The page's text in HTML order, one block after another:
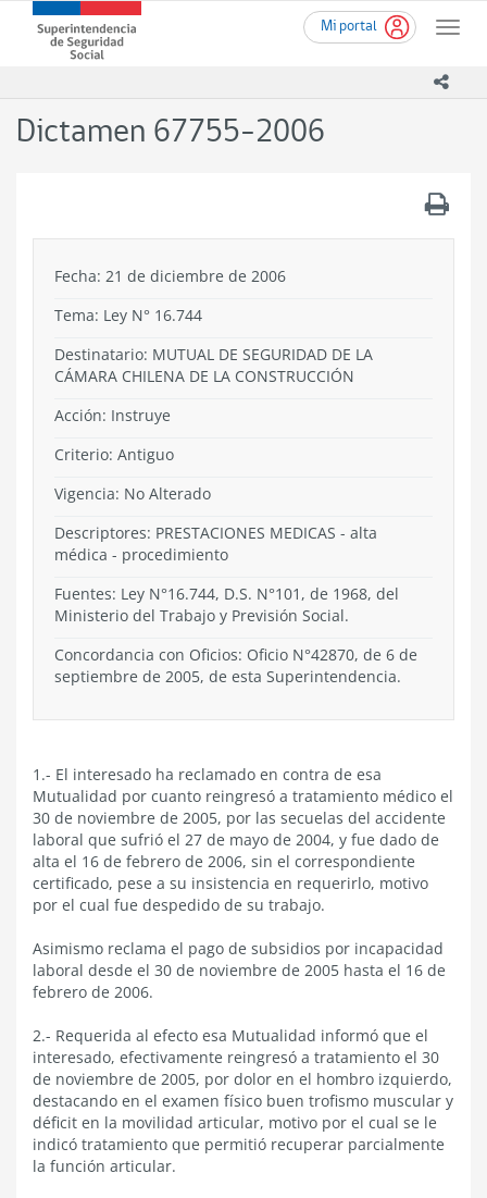
contenido
Mi portal
Toggle
Superintendencia
de
-
Dictamen 67755-2006
Fecha: 21 de diciembre de 2006
Tema: Ley N° 16.744
Destinatario: MUTUAL DE SEGURIDAD DE LA
CÁMARA CHILENA DE LA CONSTRUCCIÓN
Acción: Instruye
Criterio: Antiguo
Vigencia: No Alterado
Descriptores: PRESTACIONES MEDICAS - alta
médica - procedimiento
Fuentes: Ley N°16.744, D.S. N°101, de 1968, del
Ministerio del Trabajo y Previsión Social.
Concordancia con Oficios: Oficio N°42870, de 6 de
septiembre de 2005, de esta Superintendencia.
1.- El interesado ha reclamado en contra de esa
Mutualidad por cuanto reingresó a tratamiento médico el
30 de noviembre de 2005, por las secuelas del accidente
laboral que sufrió el 27 de mayo de 2004, y fue dado de
alta el 16 de febrero de 2006, sin el correspondiente
certificado, pese a su insistencia en requerirlo, motivo
por el cual fue despedido de su trabajo.
Asimismo reclama el pago de subsidios por incapacidad
laboral desde el 30 de noviembre de 2005 hasta el 16 de
febrero de 2006.
2.- Requerida al efecto esa Mutualidad informó que el
interesado, efectivamente reingresó a tratamiento el 30
de noviembre de 2005, por dolor en el hombro izquierdo,
destacando en el examen físico buen trofismo muscular y
déficit en la movilidad articular, motivo por el cual se le
indicó tratamiento que permitió recuperar parcialmente
la función articular.